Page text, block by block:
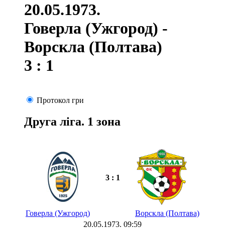
20.05.1973.
Говерла (Ужгород) -
Ворскла (Полтава)
3 : 1
Протокол гри
Друга ліга. 1 зона
3 : 1
Говерла (Ужгород)
Ворскла (Полтава)
20.05.1973. 09:59